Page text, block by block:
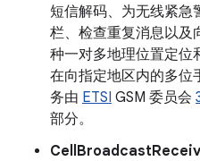
短信解码、为无线紧急
栏、检查重复消息以及
种一对多地理位置定位
在向指定地区内的多位
务由 ETSI GSM 委员会
部分。